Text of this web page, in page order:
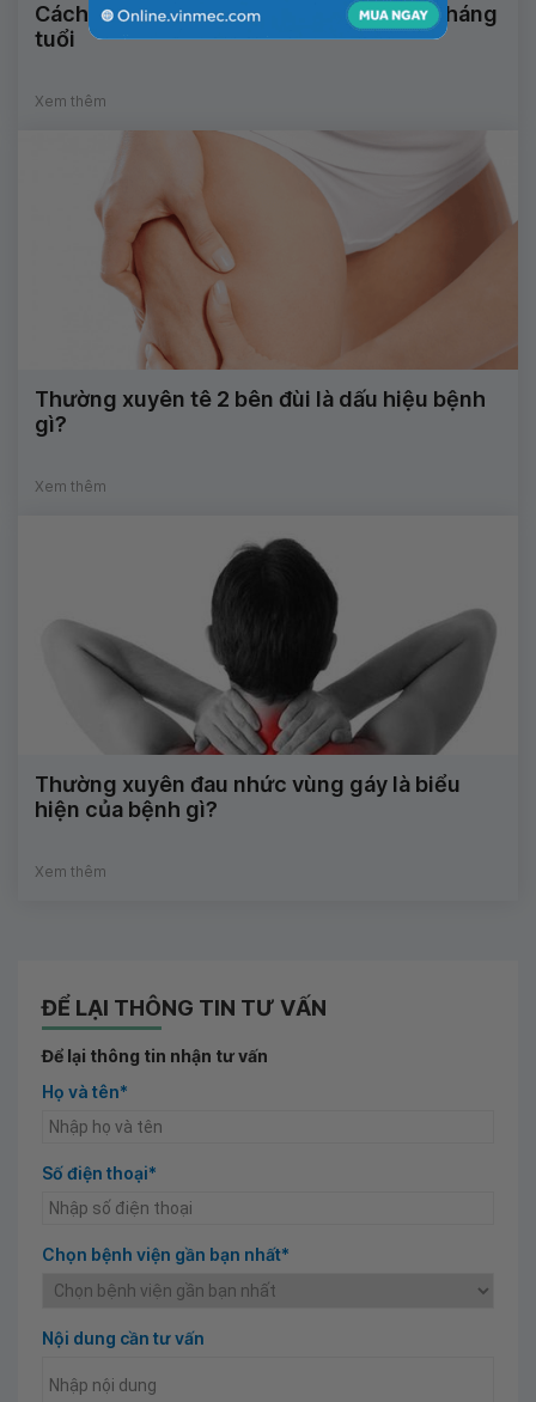
Cách điều trị bệnh viêm da cơ địa trẻ 3 tháng
tuổi
Xem thêm
Thường xuyên tê 2 bên đùi là dấu hiệu bệnh
gì?
Xem thêm
Thường xuyên đau nhức vùng gáy là biểu
hiện của bệnh gì?
Xem thêm
ĐỂ LẠI THÔNG TIN TƯ VẤN
Để lại thông tin nhận tư vấn
Họ và tên*
Số điện thoại*
Chọn bệnh viện gần bạn nhất*
Nội dung cần tư vấn